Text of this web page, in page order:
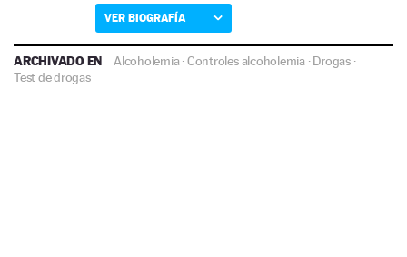
VER BIOGRAFÍA
ARCHIVADO EN Alcoholemia·Controles alcoholemia·Drogas·
Test de drogas